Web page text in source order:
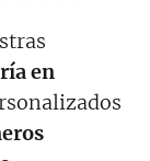
en